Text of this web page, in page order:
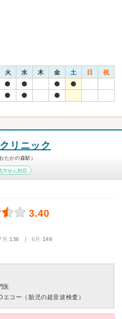
火 水 木 金 土 日 祝
リニック
たかの森駅）
方せん対応
3.40
:136 | 6月:149
医
コー（胎児の超音波検査）